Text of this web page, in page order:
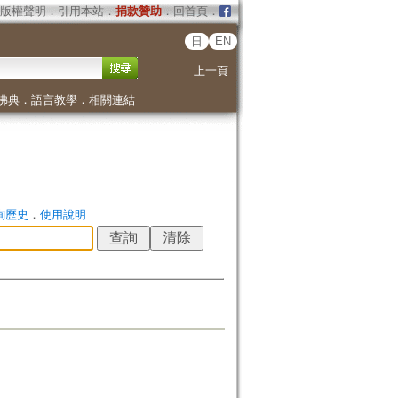
版權聲明 ． 引用本站． 捐款贊助．回首頁．
日 EN
上一頁
典． 語言教學． 相關連結
歷史 ． 使用說明